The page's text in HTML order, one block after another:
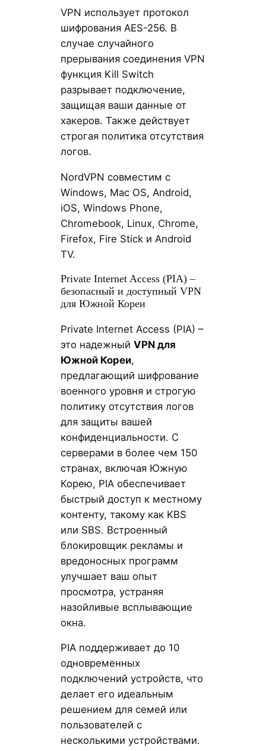
VPN использует протокол
шифрования AES-256. В
случае случайного
прерывания соединения VPN
функция Kill Switch
разрывает подключение,
защищая ваши данные от
хакеров. Также действует
строгая политика отсутствия
логов.
NordVPN совместим с
Windows, Mac OS, Android,
iOS, Windows Phone,
Chromebook, Linux, Chrome,
Firefox, Fire Stick и Android
TV.
Private Internet Access (PIA) –
безопасный и доступный VPN
для Южной Кореи
Private Internet Access (PIA) –
это надежный VPN для
Южной Кореи,
предлагающий шифрование
военного уровня и строгую
политику отсутствия логов
для защиты вашей
конфиденциальности. С
серверами в более чем 150
странах, включая Южную
Корею, PIA обеспечивает
быстрый доступ к местному
контенту, такому как KBS
или SBS. Встроенный
блокировщик рекламы и
вредоносных программ
улучшает ваш опыт
просмотра, устраняя
назойливые всплывающие
окна.
PIA поддерживает до 10
одновременных
подключений устройств, что
делает его идеальным
решением для семей или
пользователей с
несколькими устройствами.